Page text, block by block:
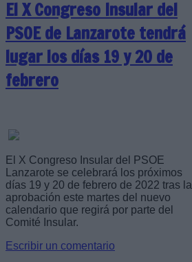
El X Congreso Insular del
PSOE de Lanzarote tendrá
lugar los días 19 y 20 de
febrero
El X Congreso Insular del PSOE
Lanzarote se celebrará los próximos
días 19 y 20 de febrero de 2022 tras la
aprobación este martes del nuevo
calendario que regirá por parte del
Comité Insular.
Escribir un comentario